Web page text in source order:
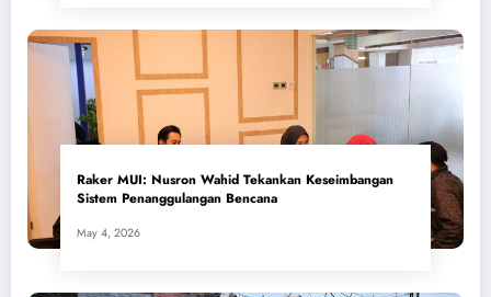
​Raker MUI: Nusron Wahid Tekankan Keseimbangan
Sistem Penanggulangan Bencana
May 4, 2026